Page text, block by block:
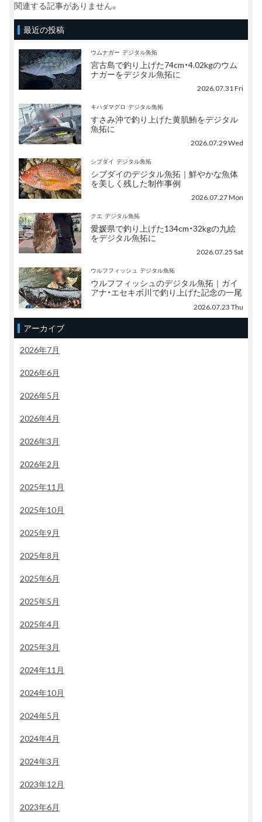
関連する記事がありません。
最近の投稿
ウムナガー デジタル魚拓
宮古島で釣り上げた74cm・4.02kgのウム
ナガーをデジタル魚拓に
2026.07.31 Fri
キハダマグロ デジタル魚拓
すさみ沖で釣り上げた黄肌鮪をデジタル
魚拓に
2026.07.29 Wed
シブダイ デジタル魚拓
シブダイのデジタル魚拓｜鮮やかな魚体
を美しく残した制作事例
2026.07.27 Mon
クエ デジタル魚拓
愛媛県で釣り上げた134cm・32kgの九絵
をデジタル魚拓に
2026.07.25 Sat
ウルフフィッシュ デジタル魚拓
ウルフフィッシュのデジタル魚拓｜ガイ
アナ・エセキボ川で釣り上げた記念の一尾
2026.07.23 Thu
アーカイブ
2026年7月
2026年6月
2026年5月
2026年4月
2026年3月
2026年2月
2025年11月
2025年10月
2025年9月
2025年8月
2025年6月
2025年5月
2025年4月
2025年3月
2024年11月
2024年10月
2024年5月
2024年4月
2024年3月
2023年12月
2023年6月